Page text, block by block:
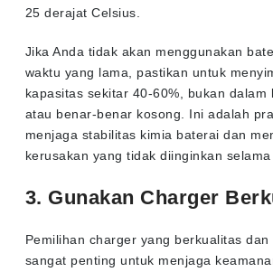
25 derajat Celsius.
Jika Anda tidak akan menggunakan
waktu yang lama, pastikan untuk
kapasitas sekitar 40-60%, bukan dalam
atau benar-benar kosong. Ini adalah
menjaga stabilitas kimia baterai dan
kerusakan yang tidak diinginkan selama
3. Gunakan Charger
Pemilihan charger yang berkualitas dan
sangat penting untuk menjaga